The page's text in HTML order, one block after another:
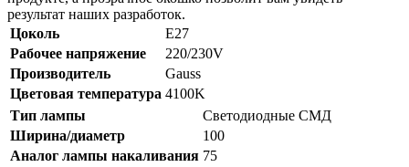
результат наших разработок.
Цоколь
Е27
Рабочее напряжение
220/230V
Производитель
Gauss
Цветовая температура 4100K
Тип лампы
Светодиодные СМД
Ширина/диаметр
100
Аналог лампы накаливания 75